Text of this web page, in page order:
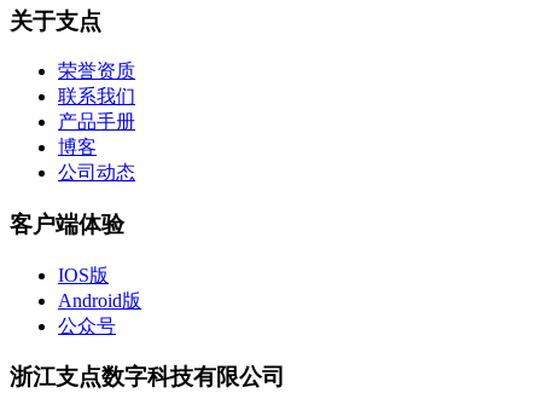
关于支点
荣誉资质
联系我们
产品手册
博客
公司动态
客户端体验
IOS版
Android版
公众号
浙江支点数字科技有限公司